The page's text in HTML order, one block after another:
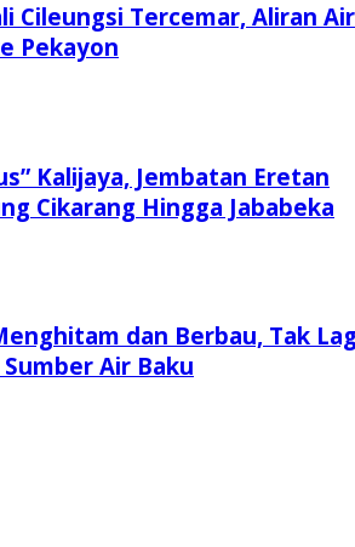
Cileungsi Tercemar, Aliran Air
Pekayon
Kalijaya, Jembatan Eretan
Cikarang Hingga Jababeka
dan Berbau, Tak
Air Baku